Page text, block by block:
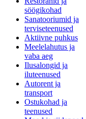
söögikohad
Sanatooriumid ja
terviseteenused
Aktiivne puhkus
Meelelahutus ja
vaba aeg
Ilusalongid ja
iluteenused
Autorent ja
transport
Ostukohad ja
teenused